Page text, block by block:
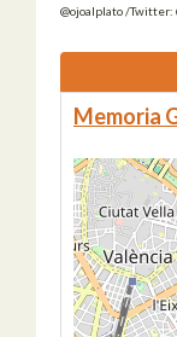
@ojoalplato /Twitter:
Memoria